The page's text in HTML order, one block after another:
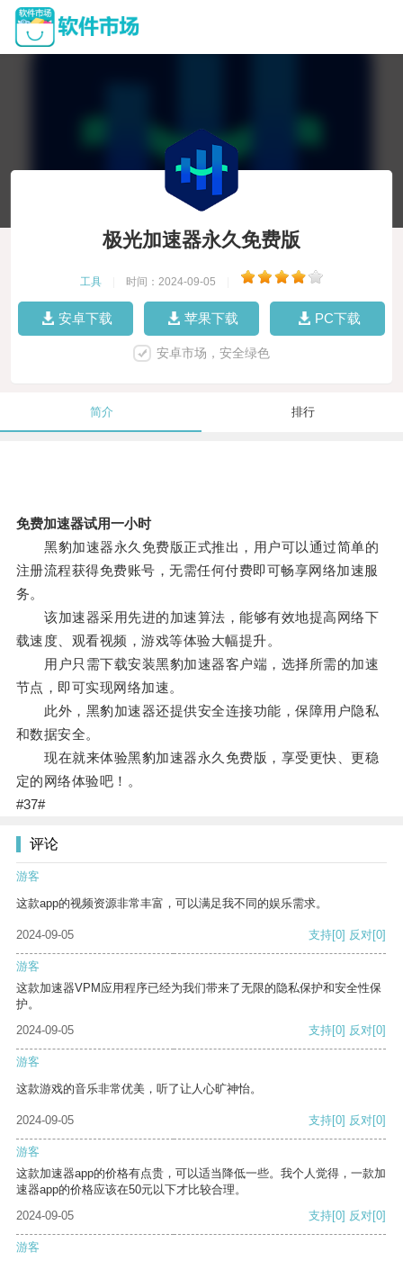
极光加速器永久免费版
工具 时间：2024-09-05
安卓下载 苹果下载 PC下载
安卓市场，安全绿色
简介 排行
免费加速器试用一小时
黑豹加速器永久免费版正式推出，用户可以通过简单的
注册流程获得免费账号，无需任何付费即可畅享网络加速服
务。
该加速器采用先进的加速算法，能够有效地提高网络下
载速度、观看视频，游戏等体验大幅提升。
用户只需下载安装黑豹加速器客户端，选择所需的加速
节点，即可实现网络加速。
此外，黑豹加速器还提供安全连接功能，保障用户隐私
和数据安全。
现在就来体验黑豹加速器永久免费版，享受更快、更稳
定的网络体验吧！。
#37#
评论
游客
这款app的视频资源非常丰富，可以满足我不同的娱乐需求。
2024-09-05 支持[0] 反对[0]
游客
这款加速器VPM应用程序已经为我们带来了无限的隐私保护和安全性保
护。
2024-09-05
支持[0] 反对[0]
游客
这款游戏的音乐非常优美，听了让人心旷神怡。
2024-09-05 支持[0] 反对[0]
游客
这款加速器app的价格有点贵，可以适当降低一些。我个人觉得，一款加
速器app的价格应该在50元以下才比较合理。
2024-09-05
支持[0] 反对[0]
游客